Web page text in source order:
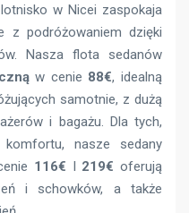
w Nicei zaspokaja
z podróżowaniem dzięki
Nasza flota sedanów
w cenie 88€, idealną
samotnie, z dużą
i bagażu. Dla tych,
nasze sedany
116€ I 219€ oferują
i schowków, a także